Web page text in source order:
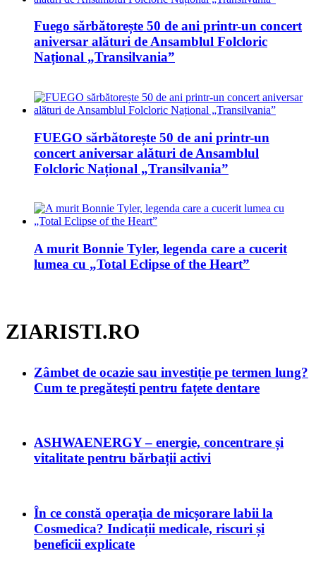
Fuego sărbătorește 50 de ani printr-un concert
aniversar alături de Ansamblul Folcloric
Național „Transilvania”
FUEGO sărbătorește 50 de ani printr-un
concert aniversar alături de Ansamblul
Folcloric Național „Transilvania”
A murit Bonnie Tyler, legenda care a cucerit
lumea cu „Total Eclipse of the Heart”
ZIARISTI.RO
Zâmbet de ocazie sau investiție pe termen lung?
Cum te pregătești pentru fațete dentare
ASHWAENERGY – energie, concentrare și
vitalitate pentru bărbații activi
În ce constă operația de micșorare labii la
Cosmedica? Indicații medicale, riscuri și
beneficii explicate